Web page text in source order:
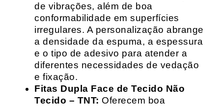
de vibrações, além de boa
conformabilidade em superfícies
irregulares. A personalização abrange
a densidade da espuma, a espessura
e o tipo de adesivo para atender a
diferentes necessidades de vedação
e fixação.
Fitas Dupla Face de Tecido Não
Tecido – TNT: Oferecem boa